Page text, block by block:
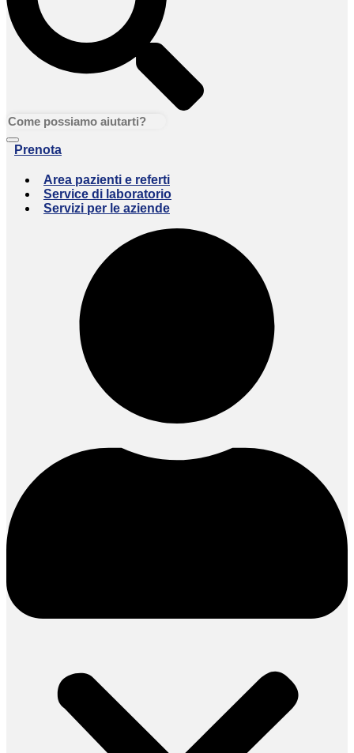
Prenota
Area pazienti e referti
Service di laboratorio
Servizi per le aziende